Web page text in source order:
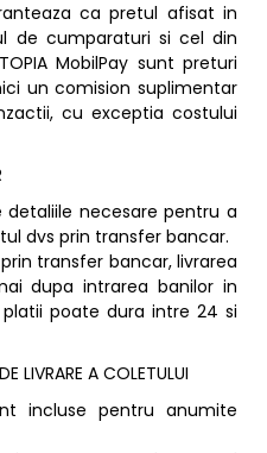
ca pretul afisat in
de cumparaturi si cel din
MobilPay sunt preturi
un comision suplimentar
cu exceptia costului
necesare pentru a
dvs prin transfer bancar.
transfer bancar, livrarea
dupa intrarea banilor in
poate dura intre 24 si
LIVRARE A COLETULUI
incluse pentru anumite